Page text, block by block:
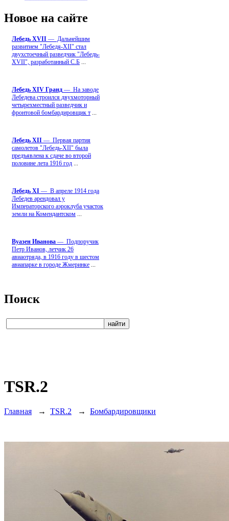
Новое на сайте
Лебедь ХVII — Дальнейшим
развитием "Лебедя-ХII" стал
двухстоечный разведчик "Лебедь-
XVII", разработанный С.Б
Лебедь ХIV Гранд — На заводе
Лебедева строился двухмоторный
четырехместный разведчик и
фронтовой бомбардировщик т
Лебедь ХII — Первая партия
самолетов "Лебедь-ХII" была
предъявлена к сдаче во второй
половине лета 1916 год
Лебедь ХI — В апреле 1914 года
Лебедев арендовал у
Императорского аэроклуба участок
земли на Комендантском
Вуазен Иванова — Подпоручик
Петр Иванов, летчик 26
авиаотряда, в 1916 году в шестом
авиапарке в городе Жмеринке
Поиск
TSR.2
Главная → TSR.2 → Бомбардировщики